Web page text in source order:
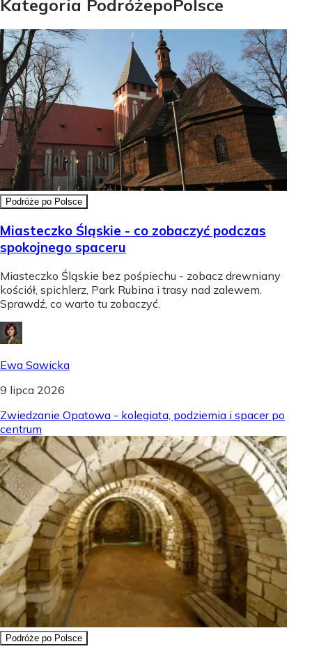
Kategoria Podróżepo Polsce
Podróże po Polsce
Miasteczko Śląskie - co zobaczyć podczas
spokojnego spaceru
Miasteczko Śląskie bez pośpiechu - zobacz drewniany
kościół, spichlerz, Park Rubina i trasy nad zalewem.
Sprawdź, co warto tu zobaczyć.
Ewa Sawicka
9 lipca 2026
Zwiedzanie Opatowa - kolegiata, podziemia i spacer po
centrum
Podróże po Polsce